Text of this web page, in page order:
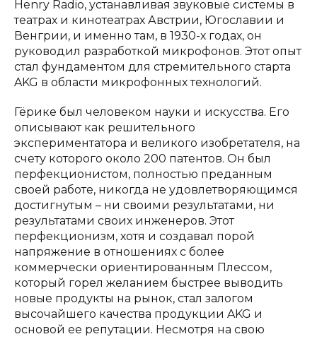
Henry Radio, устанавливая звуковые системы в
театрах и кинотеатрах Австрии, Югославии и
Венгрии, и именно там, в 1930-х годах, он
руководил разработкой микрофонов. Этот опыт
стал фундаментом для стремительного старта
AKG в области микрофонных технологий.
Гёрике был человеком науки и искусства. Его
описывают как решительного
экспериментатора и великого изобретателя, на
счету которого около 200 патентов. Он был
перфекционистом, полностью преданным
своей работе, никогда не удовлетворяющимся
достигнутым – ни своими результатами, ни
результатами своих инженеров. Этот
перфекционизм, хотя и создавал порой
напряжение в отношениях с более
коммерчески ориентированным Плессом,
который горел желанием быстрее выводить
новые продукты на рынок, стал залогом
высочайшего качества продукции AKG и
основой ее репутации. Несмотря на свою